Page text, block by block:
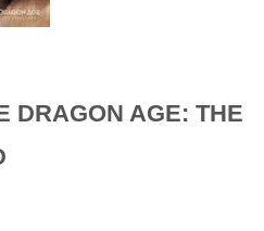
DRAGON AGE: THE